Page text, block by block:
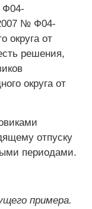
Ф04-
№ Ф04-
округа от
решения,
округа от
отпуску
периодами.
примера.